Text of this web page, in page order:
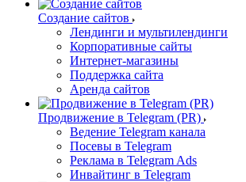
Создание сайтов
Лендинги и мультилендинги
Корпоративные сайты
Интернет-магазины
Поддержка сайта
Аренда сайтов
Продвижение в Telegram (PR)
Ведение Telegram канала
Посевы в Telegram
Реклама в Telegram Ads
Инвайтинг в Telegram